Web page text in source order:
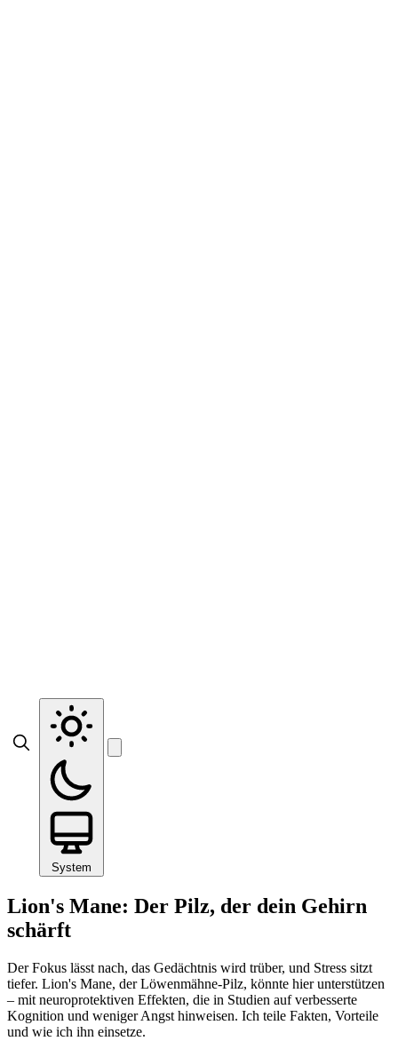
System
Lion's Mane: Der Pilz, der dein Gehirn
schärft
Der Fokus lässt nach, das Gedächtnis wird trüber, und Stress sitzt
tiefer. Lion's Mane, der Löwenmähne-Pilz, könnte hier unterstützen
– mit neuroprotektiven Effekten, die in Studien auf verbesserte
Kognition und weniger Angst hinweisen. Ich teile Fakten, Vorteile
und wie ich ihn einsetze.